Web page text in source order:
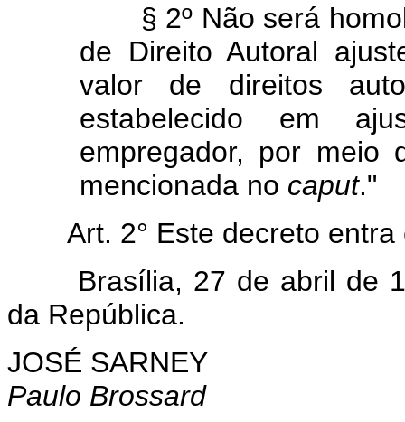
§ 2º Não será
de Direito Autoral
valor de direitos
estabelecido em
empregador, por meio
mencionada no caput."
Art. 2° Este decreto entra
Brasília, 27 de abril de
da República.
JOSÉ SARNEY
Paulo Brossard